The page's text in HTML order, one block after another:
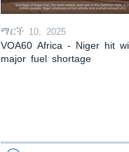
ማርች 10, 2025
VOA60 Africa - Niger hit
major fuel shortage